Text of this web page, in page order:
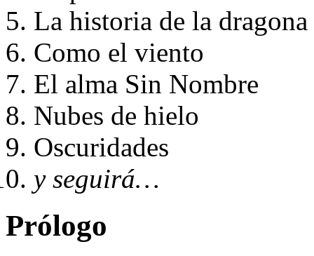
La historia de la
Como el viento
El alma Sin Nombre
Nubes de hielo
Oscuridades
y seguirá…
Prólogo